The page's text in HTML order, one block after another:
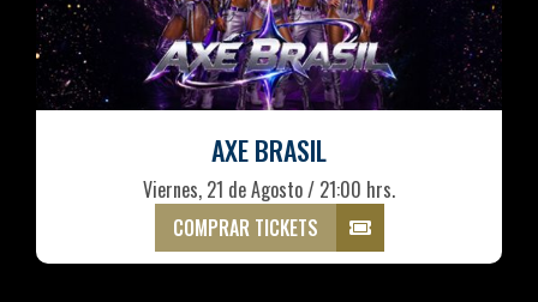
AXE BRASIL
Viernes, 21 de Agosto / 21:00 hrs.
COMPRAR TICKETS